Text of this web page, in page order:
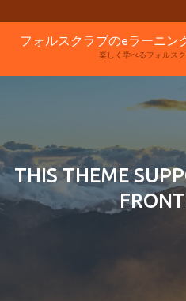
キ
ッ
フォルスクラブのeラーニン
楽しく学べるフォルス
THIS THEME